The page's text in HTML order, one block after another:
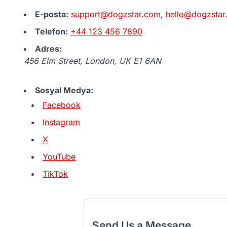
E-posta: support@dogzstar.com,
Telefon: +44 123 456 7890
Adres:
456 Elm Street, London, UK E1 6AN
Sosyal Medya:
Facebook
Instagram
X
YouTube
TikTok